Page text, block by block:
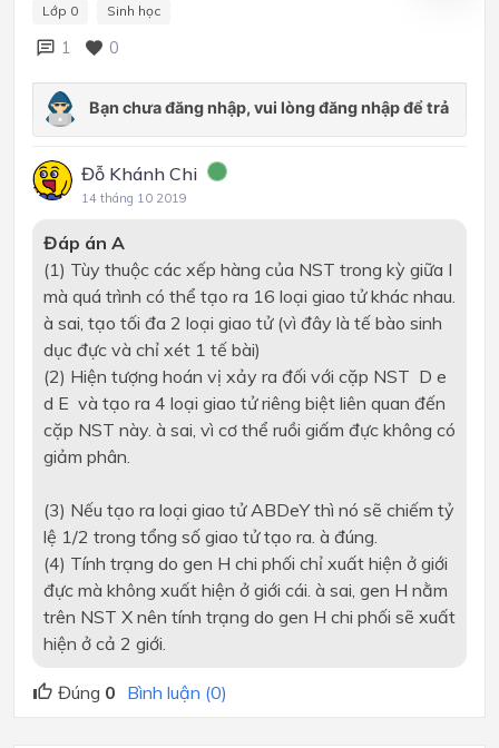
Lớp 0 Sinh học
1 0
Đỗ Khánh Chi
14 tháng 10 2019
Đáp án A
(1) Tùy thuộc các xếp hàng của NST trong kỳ giữa I
mà quá trình có thể tạo ra 16 loại giao tử khác nhau.
à sai, tạo tối đa 2 loại giao tử (vì đây là tế bào sinh
dục đực và chỉ xét 1 tế bài)
(2) Hiện tượng hoán vị xảy ra đối với cặp NST D e
d E và tạo ra 4 loại giao tử riêng biệt liên quan đến
cặp NST này. à sai, vì cơ thể ruồi giấm đực không có
giảm phân.
(3) Nếu tạo ra loại giao tử ABDeY thì nó sẽ chiếm tỷ
lệ 1/2 trong tổng số giao tử tạo ra. à đúng.
(4) Tính trạng do gen H chi phối chỉ xuất hiện ở giới
đực mà không xuất hiện ở giới cái. à sai, gen H nằm
trên NST X nên tính trạng do gen H chi phối sẽ xuất
hiện ở cả 2 giới.
Đúng 0 Bình luận (0)